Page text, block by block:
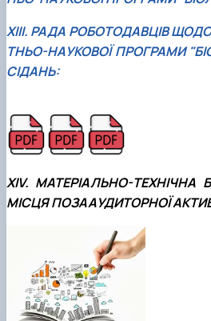
ХІІI. РАДА РОБОТОДАВЦІВ
ТНЬО-НАУКОВОЇ ПРОГРАМИ
СІДАНЬ:
ХIV. МАТЕРІАЛЬНО-ТЕХНІЧНА
МІСЦЯ ПОЗААУДИТОРНОЇ